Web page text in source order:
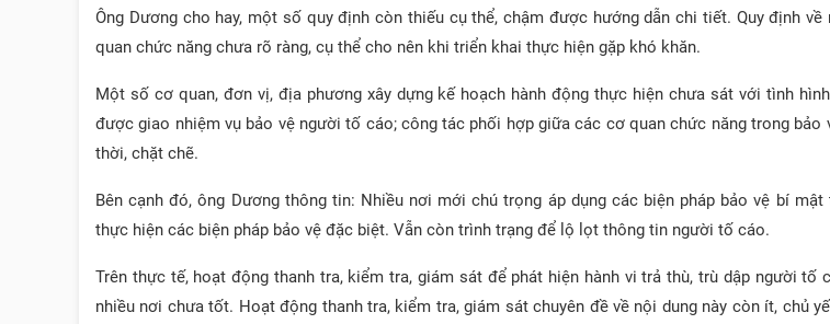
Ông Dương cho hay, một số quy định còn thiếu cụ thể, chậm được hướng dẫn chi tiết. Quy định
quan chức năng chưa rõ ràng, cụ thể cho nên khi triển khai thực hiện gặp khó khăn.
Một số cơ quan, đơn vị, địa phương xây dựng kế hoạch hành động thực hiện chưa sát với tình
được giao nhiệm vụ bảo vệ người tố cáo; công tác phối hợp giữa các cơ quan chức năng trong
thời, chặt chẽ.
Bên cạnh đó, ông Dương thông tin: Nhiều nơi mới chú trọng áp dụng các biện pháp bảo vệ bí
thực hiện các biện pháp bảo vệ đặc biệt. Vẫn còn trình trạng để lộ lọt thông tin người tố cáo.
Trên thực tế, hoạt động thanh tra, kiểm tra, giám sát để phát hiện hành vi trả thù, trù dập người tố
nhiều nơi chưa tốt. Hoạt động thanh tra, kiểm tra, giám sát chuyên đề về nội dung này còn ít, chủ